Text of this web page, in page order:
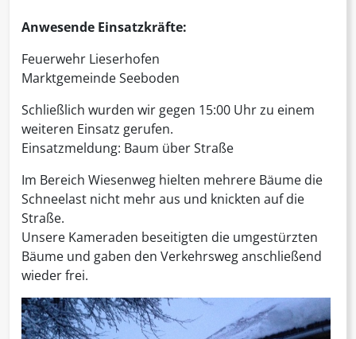
Anwesende Einsatzkräfte:
Feuerwehr Lieserhofen
Marktgemeinde Seeboden
Schließlich wurden wir gegen 15:00 Uhr zu einem
weiteren Einsatz gerufen.
Einsatzmeldung: Baum über Straße
Im Bereich Wiesenweg hielten mehrere Bäume die
Schneelast nicht mehr aus und knickten auf die
Straße.
Unsere Kameraden beseitigten die umgestürzten
Bäume und gaben den Verkehrsweg anschließend
wieder frei.